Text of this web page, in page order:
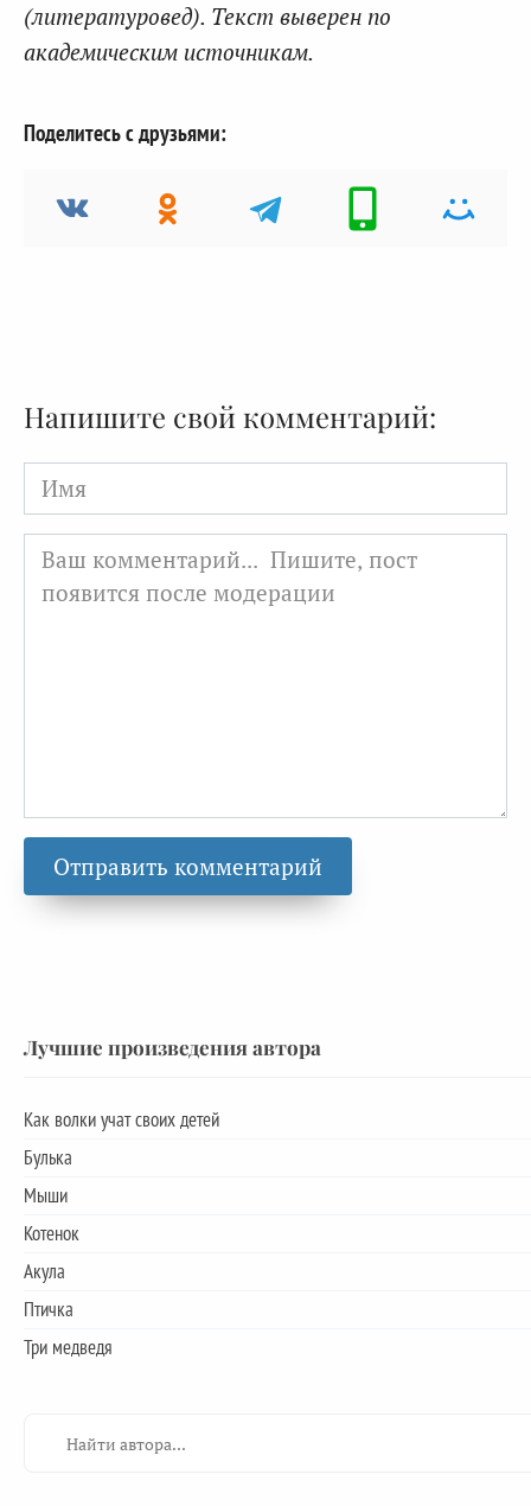
(литературовед). Текст выверен по
академическим источникам.
Поделитесь с друзьями:
Напишите свой комментарий:
Имя
Лучшие произведения автора
Как волки учат своих детей
Булька
Мыши
Котенок
Акула
Птичка
Три медведя